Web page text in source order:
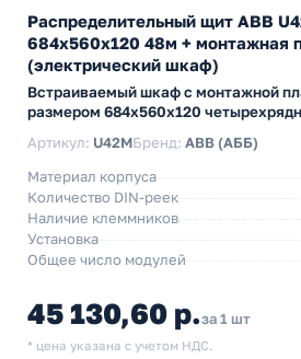
Распределительный щит ABB
684х560х120 48м + монтажная
(электрический шкаф)
Встраиваемый шкаф с монтажной
размером 684х560х120
Артикул: U42MБренд: ABB (АББ)
Материал корпуса
Количество DIN-реек
Наличие клеммников
Установка
Общее число модулей
45 130,60 р.за 1 шт
* цена указана с учетом НДС.